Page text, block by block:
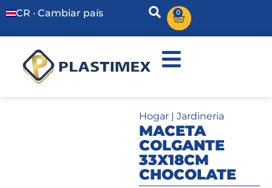
CR · Cambiar país 0
Hogar| Jardineria
MACETA
COLGANTE
33X18CM
CHOCOLATE